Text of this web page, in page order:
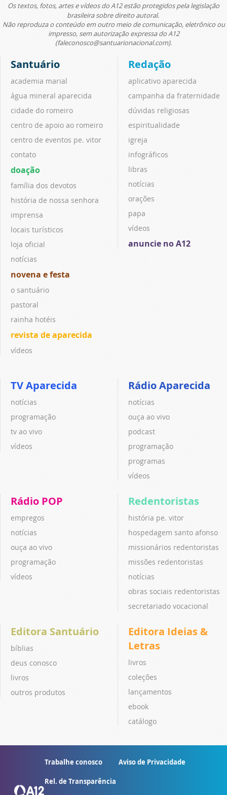
Os textos, fotos, artes e vídeos do A12 estão protegidos pela legislação
brasileira sobre direito autoral.
Não reproduza o conteúdo em outro meio de comunicação, eletrônico ou
impresso, sem autorização expressa do A12
(faleconosco@santuarionacional.com).
Santuário
academia marial
água mineral aparecida
cidade do romeiro
centro de apoio ao romeiro
centro de eventos pe. vitor
contato
doação
família dos devotos
história de nossa senhora
imprensa
locais turísticos
loja oficial
notícias
novena e festa
o santuário
pastoral
rainha hotéis
revista de aparecida
vídeos
Redação
aplicativo aparecida
campanha da fraternidade
dúvidas religiosas
espiritualidade
igreja
infográficos
libras
notícias
orações
papa
vídeos
anuncie no A12
TV Aparecida
notícias
programação
tv ao vivo
vídeos
Rádio Aparecida
notícias
ouça ao vivo
podcast
programação
programas
vídeos
Rádio POP
empregos
notícias
ouça ao vivo
programação
vídeos
Redentoristas
história pe. vitor
hospedagem santo afonso
missionários redentoristas
missões redentoristas
notícias
obras sociais redentoristas
secretariado vocacional
Editora Santuário
bíblias
deus conosco
livros
outros produtos
Editora Ideias &
Letras
livros
coleções
lançamentos
ebook
catálogo
Trabalhe conosco Aviso de Privacidade
Rel. de Transparência